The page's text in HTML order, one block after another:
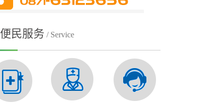
便民服务 / Service